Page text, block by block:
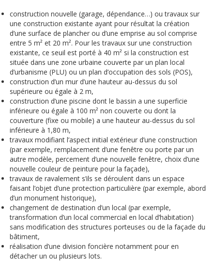
construction nouvelle (garage, dépendance…) ou travaux sur
une construction existante ayant pour résultat la création
d’une surface de plancher ou d’une emprise au sol comprise
entre 5 m² et 20 m². Pour les travaux sur une construction
existante, ce seuil est porté à 40 m² si la construction est
située dans une zone urbaine couverte par un plan local
d’urbanisme (PLU) ou un plan d’occupation des sols (POS),
construction d’un mur d’une hauteur au-dessus du sol
supérieure ou égale à 2 m,
construction d’une piscine dont le bassin a une superficie
inférieure ou égale à 100 m² non couverte ou dont la
couverture (fixe ou mobile) a une hauteur au-dessus du sol
inférieure à 1,80 m,
travaux modifiant l’aspect initial extérieur d’une construction
(par exemple, remplacement d’une fenêtre ou porte par un
autre modèle, percement d’une nouvelle fenêtre, choix d’une
nouvelle couleur de peinture pour la façade),
travaux de ravalement s’ils se déroulent dans un espace
faisant l’objet d’une protection particulière (par exemple, abord
d’un monument historique),
changement de destination d’un local (par exemple,
transformation d’un local commercial en local d’habitation)
sans modification des structures porteuses ou de la façade du
bâtiment,
réalisation d’une division foncière notamment pour en
détacher un ou plusieurs lots.